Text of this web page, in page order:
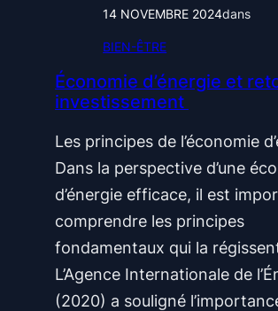
14 NOVEMBRE 2024dans
BIEN-ÊTRE
Économie d’énergie et
investissement
Les principes de l’économie
Dans la perspective d’une
d’énergie efficace, il est
comprendre les principes
fondamentaux qui la
L’Agence Internationale de
(2020) a souligné